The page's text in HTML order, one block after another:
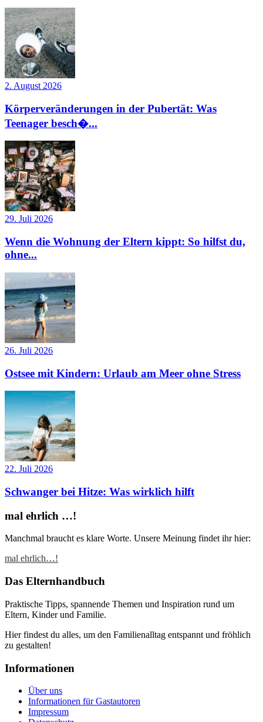
2. August 2026
Körperveränderungen in der Pubertät: Was
Teenager besch�...
29. Juli 2026
Wenn die Wohnung der Eltern kippt: So hilfst du,
ohne...
26. Juli 2026
Ostsee mit Kindern: Urlaub am Meer ohne Stress
22. Juli 2026
Schwanger bei Hitze: Was wirklich hilft
mal ehrlich …!
Manchmal braucht es klare Worte. Unsere Meinung findet ihr hier:
mal ehrlich…!
Das Elternhandbuch
Praktische Tipps, spannende Themen und Inspiration rund um
Eltern, Kinder und Familie.
Hier findest du alles, um den Familienalltag entspannt und fröhlich
zu gestalten!
Informationen
Über uns
Informationen für Gastautoren
Impressum